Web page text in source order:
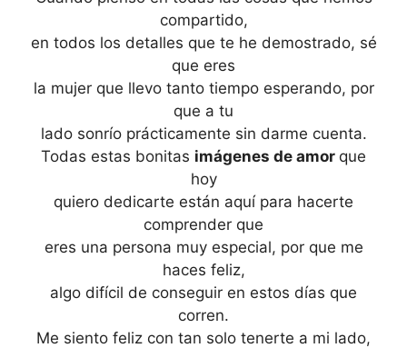
compartido,
en todos los detalles que te he demostrado, sé
que eres
la mujer que llevo tanto tiempo esperando, por
que a tu
lado sonrío prácticamente sin darme cuenta.
Todas estas bonitas imágenes de amor que
hoy
quiero dedicarte están aquí para hacerte
comprender que
eres una persona muy especial, por que me
haces feliz,
algo difícil de conseguir en estos días que
corren.
Me siento feliz con tan solo tenerte a mi lado,